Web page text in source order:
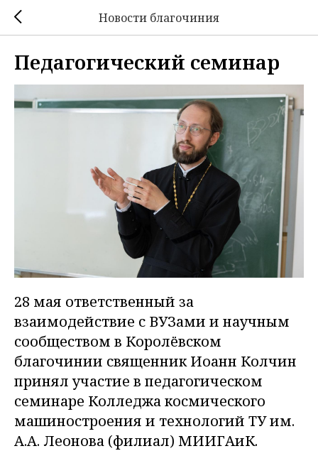
Новости благочиния
Педагогический семинар
28 мая ответственный за
взаимодействие с ВУЗами и научным
сообществом в Королёвском
благочинии священник Иоанн Колчин
принял участие в педагогическом
семинаре Колледжа космического
машиностроения и технологий ТУ им.
А.А. Леонова (филиал) МИИГАиК.